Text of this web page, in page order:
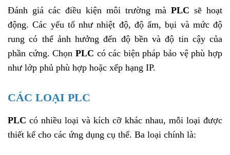
Đánh giá các điều kiện môi trường mà PLC sẽ hoạt
động. Các yếu tố như nhiệt độ, độ ẩm, bụi và mức độ
rung có thể ảnh hưởng đến độ bền và độ tin cậy của
phần cứng. Chọn PLC có các biện pháp bảo vệ phù hợp
như lớp phủ phù hợp hoặc xếp hạng IP.
CÁC LOẠI PLC
PLC có nhiều loại và kích cỡ khác nhau, mỗi loại được
thiết kế cho các ứng dụng cụ thể. Ba loại chính là: